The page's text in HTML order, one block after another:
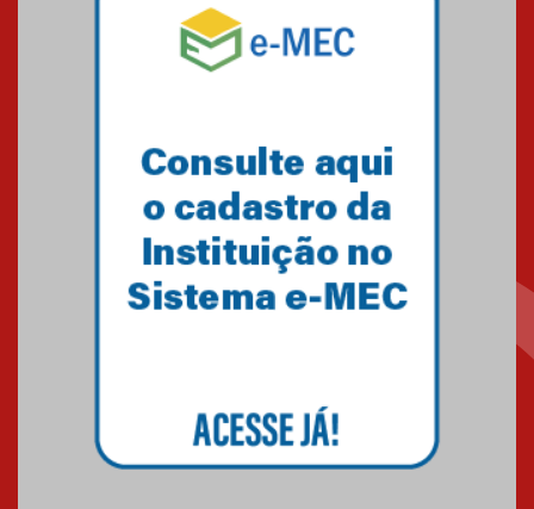
Mackenzie mobiliza campanha
solidária para apoiar famílias em
Minas Gerais
Primeiro culto do ano ressalta o
27.02.2026